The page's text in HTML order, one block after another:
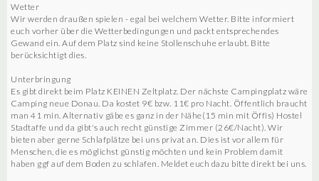
Wetter
Wir werden draußen spielen - egal bei welchem Wetter. Bitte informiert
euch vorher über die Wetterbedingungen und packt entsprechendes
Gewand ein. Auf dem Platz sind keine Stollenschuhe erlaubt. Bitte
berücksichtigt dies.
Unterbringung
Es gibt direkt beim Platz KEINEN Zeltplatz. Der nächste Campingplatz wäre
Camping neue Donau. Da kostet 9€ bzw. 11€ pro Nacht. Öffentlich braucht
man 41 min. Alternativ gäbe es ganz in der Nähe(15 min mit Öffis) Hostel
Stadtaffe und da gibt's auch recht günstige Zimmer (26€/Nacht). Wir
bieten aber gerne Schlafplätze bei uns privat an. Dies ist vor allem für
Menschen, die es möglichst günstig möchten und kein Problem damit
haben ggf auf dem Boden zu schlafen. Meldet euch dazu bitte direkt bei uns.